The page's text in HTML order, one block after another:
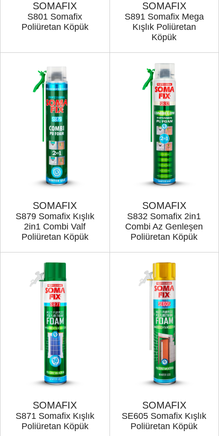
SOMAFIX
S801 Somafix
Poliüretan Köpük
SOMAFIX
S891 Somafix Mega
Kışlık Poliüretan
Köpük
SOMAFIX
S879 Somafix Kışlık
2in1 Combi Valf
Poliüretan Köpük
SOMAFIX
S832 Somafix 2in1
Combi Az Genleşen
Poliüretan Köpük
SOMAFIX
S871 Somafix Kışlık
Poliüretan Köpük
SOMAFIX
SE605 Somafix Kışlık
Poliüretan Köpük